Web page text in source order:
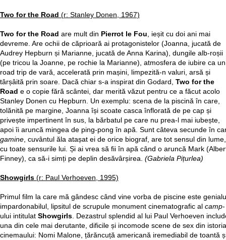
Two for the Road (r: Stanley Donen, 1967)
Two for the Road are mult din Pierrot le Fou, ieșit cu doi ani mai
devreme. Are ochii de căprioară ai protagonistelor (Joanna, jucată de
Audrey Hepburn și Marianne, jucată de Anna Karina), dungile alb-roșii
(pe tricou la Joanne, pe rochie la Marianne), atmosfera de iubire ca un
road trip de vară, accelerată prin mașini, limpezită-n valuri, arsă și
târșâită prin soare. Dacă chiar s-a inspirat din Godard, Two for the
Road e o copie fără scântei, dar merită văzut pentru ce a făcut acolo
Stanley Donen cu Hepburn. Un exemplu: scena de la piscină în care,
tolănită pe margine, Joanna își scoate casca înflorată de pe cap și
privește impertinent în sus, la bărbatul pe care nu prea-l mai iubește,
apoi îi aruncă mingea de ping-pong în apă. Sunt câteva secunde în
gamine, cuvântul ăla atașat ei de orice biograf, are tot sensul din lume,
cu toate sensurile lui. Și ai vrea să fii în apă când o aruncă Mark
Finney), ca să-i simți pe deplin desăvârșirea. (Gabriela Pițurlea)
Showgirls (r: Paul Verhoeven, 1995)
Primul film la care mă gândesc când vine vorba de piscine este
impardonabilul, lipsitul de scrupule monument cinematografic al camp-
ului intitulat Showgirls. Dezastrul splendid al lui Paul Verhoeven
una din cele mai derutante, dificile și incomode scene de sex din istoria
cinemaului: Nomi Malone, țărăncuță americană iremediabil de toantă